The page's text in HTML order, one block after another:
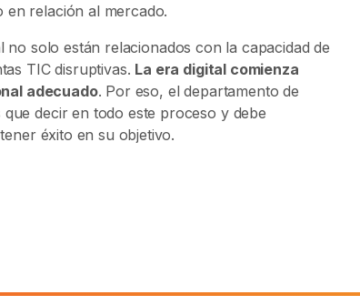
en relación al mercado.
solo están relacionados con la capacidad de
TIC disruptivas. La era digital comienza
adecuado. Por eso, el departamento de
decir en todo este proceso y debe
éxito en su objetivo.